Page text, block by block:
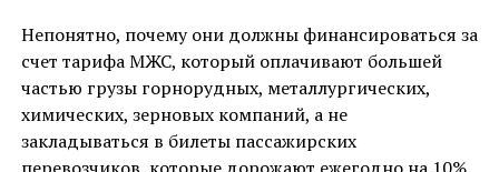
Непонятно, почему они должны финансироваться за
счет тарифа МЖС, который оплачивают большей
частью грузы горнорудных, металлургических,
химических, зерновых компаний, а не
закладываться в билеты пассажирских